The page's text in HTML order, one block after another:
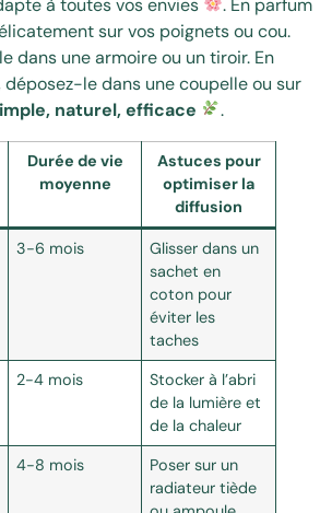
sur vos poignets ou cou.
dans une armoire ou un tiroir. En
déposez-le dans une coupelle ou sur
naturel, efficace .
Durée de vie
moyenne
Astuces pour
optimiser la
diffusion
3-6 mois
Glisser dans un
sachet en
coton pour
éviter les
taches
2-4 mois
Stocker à l’abri
de la lumière et
de la chaleur
4-8 mois
Poser sur un
radiateur tiède